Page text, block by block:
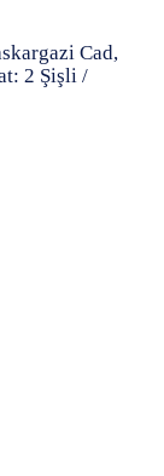
Cad,
2 Şişli /